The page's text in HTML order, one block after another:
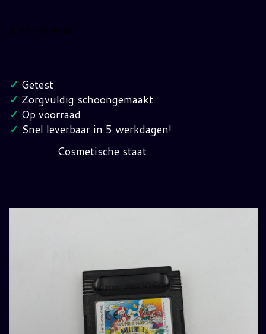
1 op voorraad
&
Watch
Gallery
3
GameBoy
hoeveelheid
✓ Getest
✓ Zorgvuldig schoongemaakt
✓ Op voorraad
✓ Snel leverbaar in 5 werkdagen!
Cosmetische staat